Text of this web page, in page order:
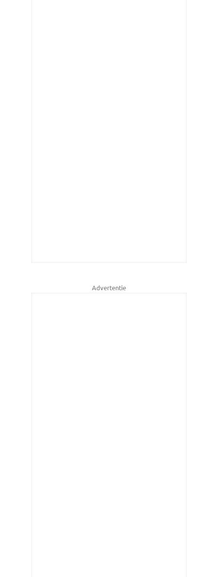
Advertentie